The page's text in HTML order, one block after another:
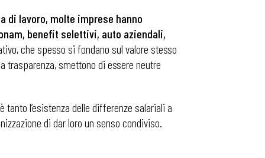
lavoro, molte imprese hanno
benefit selettivi, auto aziendali,
che spesso si fondano sul valore stesso
trasparenza, smettono di essere neutre
tanto l’esistenza delle differenze salariali a
di dar loro un senso condiviso.